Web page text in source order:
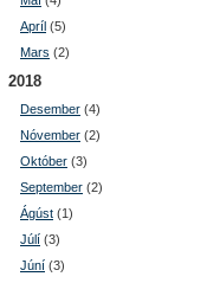
Apríl (5)
Mars (2)
2018
Desember (4)
Nóvember (2)
Október (3)
September (2)
Ágúst (1)
Júlí (3)
Júní (3)